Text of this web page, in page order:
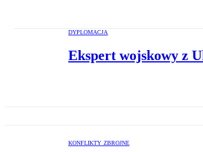
DYPLOMACJA
Ekspert wojskowy z
KONFLIKTY ZBROJNE